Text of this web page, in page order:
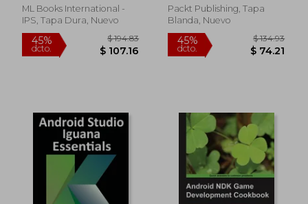
ML Books International -
IPS, Tapa Dura, Nuevo
development issues
and create better
Jetpack Compose
(en Inglés)
Packt Publishing, Tapa
Blanda, Nuevo